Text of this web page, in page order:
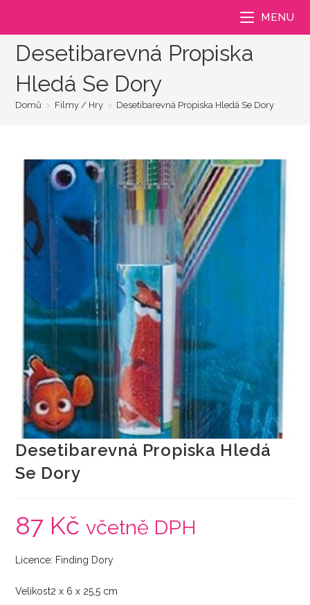
MENU
Desetibarevná Propiska
Hledá Se Dory
Domů > Filmy / Hry > Desetibarevná Propiska Hledá Se Dory
Desetibarevná Propiska Hledá
Se Dory
87 Kč včetně DPH
Licence: Finding Dory
Velikost2 x 6 x 25,5 cm